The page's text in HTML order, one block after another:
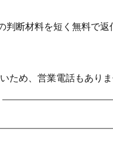
断材料を短く無料で返
ため、営業電話もあり